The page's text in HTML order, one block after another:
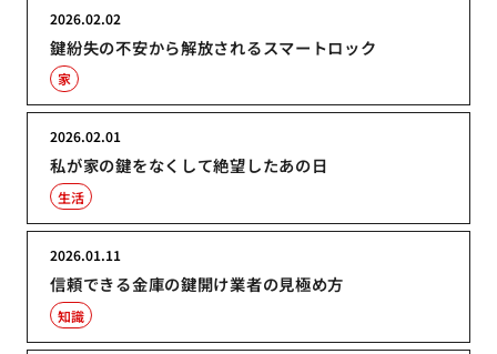
鍵紛失の不安から解放されるスマートロック
2026.02.02
家
私が家の鍵をなくして絶望したあの日
2026.02.01
生活
信頼できる金庫の鍵開け業者の見極め方
2026.01.11
知識